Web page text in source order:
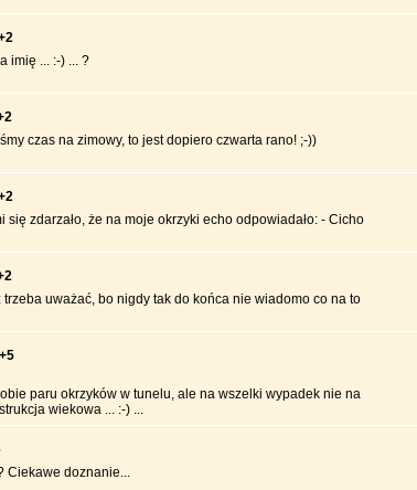
imię ... :-) ... ?
czas na zimowy, to jest dopiero czwarta rano! ;-))
się zdarzało, że na moje okrzyki echo odpowiadało: - Cicho
trzeba uważać, bo nigdy tak do końca nie wiadomo co na to
+5
paru okrzyków w tunelu, ale na wszelki wypadek nie na
wiekowa ... :-) ...
Ciekawe doznanie...